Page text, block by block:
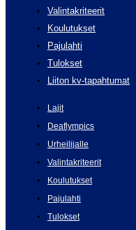
Valintakriteerit
Koulutukset
Pajulahti
Tulokset
Liiton kv-tapahtumat
Lajit
Deaflympics
Urheilijalle
Valintakriteerit
Koulutukset
Pajulahti
Tulokset